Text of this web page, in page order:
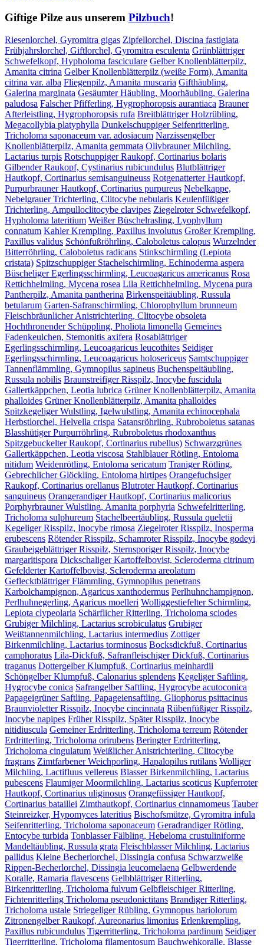
Giftige Pilze aus unserem Pilzbuch!
Riesenlorchel, Gyromitra gigas Zipfellorchel, Discina fastigiata
Frühjahrslorchel, Giftlorchel, Gyromitra esculenta Grünblättriger
Schwefelkopf, Hypholoma fasciculare Gelber Knollenblätterpilz,
Amanita citrina Gelber Knollenblätterpilz (weiße Form), Amanita
citrina var. alba Fliegenpilz, Amanita muscaria Gifthäubling,
Galerina marginata Gesäumter Häubling, Moorhäubling, Galerina
paludosa Falscher Pfifferling, Hygrophoropsis aurantiaca Brauner
Afterleistling, Hygrophoropsis rufa Breitblättriger Holzrübling,
Megacollybia platyphylla Dunkelschuppiger Seifenritterling,
Tricholoma saponaceum var. adosiacum Narzissengelber
Knollenblätterpilz, Amanita gemmata Olivbrauner Milchling,
Lactarius turpis Rotschuppiger Raukopf, Cortinarius bolaris
Gilbender Raukopf, Cystinarius rubicundulus Blutblättriger
Hautkopf, Cortinarius semisanguineuss Rotgenatterter Hautkopf,
Purpurbrauner Hautkopf, Cortinarius purpureus Nebelkappe,
Nebelgrauer Trichterling, Clitocybe nebularis Keulenfüßiger
Trichterling, Ampulloclitocybe clavipes Ziegelroter Schwefelkopf,
Hypholoma lateritium Weißer Büschelrasling, Lyophyllum
connatum Kahler Krempling, Paxillus involutus Großer Krempling,
Paxillus validus Schönfußröhrling, Caloboletus calopus Wurzelnder
Bitterröhrling, Caloboletus radicans Stinkschirmling (Lepiota
cristata) Spitzschuppiger Stachelschirmling, Echinoderma aspera
Büscheliger Egerlingsschirmling, Leucoagaricus americanus Rosa
Rettichhelmling, Mycena rosea Lila Rettichhelmling, Mycena pura
Pantherpilz, Amanita pantherina Birkenspeitäubling, Russula
betularum Garten-Safranschirmling, Chlorophyllum brunneum
Fleischbräunlicher Anistrichterling, Clitocybe obsoleta
Hochthronender Schüppling, Pholiota limonella Gemeines
Fadenkeulchen, Stemonitis axifera Rosablättriger
Egerlingsschirmling, Leucoagaricus leucothites Seidiger
Egerlingsschirmling, Leucoagaricus holosericeus Samtschuppiger
Tannenflämmling, Gymnopilus sapineus Buchenspeitäubling,
Russula nobilis Braunstreifiger Risspilz, Inocybe fuscidula
Gallertkäppchen, Leotia lubrica Grüner Knollenblätterpilz, Amanita
phalloides Grüner Knollenblätterpilz, Amanita phalloides
Spitzkegeliger Wulstling, Igelwulstling, Amanita echinocephala
Herbstlorchel, Helvella crispa Satansröhrling, Rubroboletus satanas
Blasshütiger Purpurröhrling, Rubroboletus rhodoxanthus
Spitzgebuckelter Raukopf, Cortinarius rubellus) Schwarzgrünes
Gallertkäppchen, Leotia viscosa Stahlblauer Rötling, Entoloma
nitidum Weidenrötling, Entoloma sericatum Traniger Rötling,
Gebrechlicher Glöckling, Entoloma hirtipes Orangefuchsiger
Raukopf, Cortinarius orellanus Blutroter Hautkopf, Cortinarius
sanguineus Orangerandiger Hautkopf, Cortinarius malicorius
Porphyrbrauner Wulstling, Amanita porphyria Schwefelritterling,
Tricholoma sulphureum Stachelbeertäubling, Russula queletii
Kegeliger Risspilz, Inocybe rimosa Ziegelroter Risspilz, Inosperma
erubescens Rötender Risspilz, Schamroter Risspilz, Inocybe godeyi
Graubeigeblättriger Risspilz, Sternsporiger Risspilz, Inocybe
margaritispora Dickschaliger Kartoffelbovist, Scleroderma citrinum
Gefelderter Kartoffelbovist, Scleroderma areolatum
Geflecktblättriger Flämmling, Gymnopilus penetrans
Karbolchampignon, Agaricus xanthodermus Perlhuhnchampignon,
Perlhuhnegerling, Agaricus moelleri Wolliggestiefelter Schirmling,
Lepiota clypeolaria Schärflicher Ritterling, Tricholoma sciodes
Grubiger Milchling, Lactarius scrobiculatus Grubiger
Weißtannenmilchling, Lactarius intermedius Zottiger
Birkenmilchling, Lactarius torminosus Bocksdickfuß, Cortinarius
camphoratus Lila-Dickfuß, Safranfleischiger Dickfuß, Cortinarius
traganus Dottergelber Klumpfuß, Cortinarius meinhardii
Schöngelber Klumpfuß, Calonarius splendens Kegeliger Saftling,
Hygrocybe conica Safrangelber Saftling, Hygrocybe acutoconica
Papageigrüner Saftling, Papageiensaftling, Gliophorus psittacinus
Braunvioletter Risspilz, Inocybe cincinnata Rübenfüßiger Risspilz,
Inocybe napipes Früher Risspilz, Später Risspilz, Inocybe
nitidiuscula Gemeiner Erdritterling, Tricholoma terreum Rötender
Erdritterling, Tricholoma orirubens Beringter Erdritterling,
Tricholoma cingulatum Weißlicher Anistrichterling, Clitocybe
fragrans Zimtfarbener Weichporling, Hapalopilus rutilans Wolliger
Milchling, Lactifluus vellereus Blasser Birkenmilchling, Lactarius
pubescens Flaumiger Moormilchling, Lactarius scoticus Kupferroter
Hautkopf, Cortinarius uliginosus Orangefüssiger Hautkopf,
Cortinarius bataillei Zimthautkopf, Cortinarius cinnamomeus Tauber
Steinreizker, Hypomyces lateritius Bischofsmütze, Gyromitra infula
Seifenritterling, Tricholoma saponaceum Geradrandiger Rötling,
Entocybe turbida Tonblasser Fälbling, Hebeloma crustuliniforme
Mandeltäubling, Russula grata Fleischblasser Milchling, Lactarius
pallidus Kleine Becherlorchel, Dissingia confusa Schwarzweiße
Rippen-Becherlorchel, Dissingia leucomelaena Gelbwerdende
Koralle, Ramaria flavescens Gelbblättriger Ritterling,
Birkenritterling, Tricholoma fulvum Gelbfleischiger Ritterling,
Fichtenritterling Tricholoma pseudonictitans Brandiger Ritterling,
Tricholoma ustale Striegeliger Rübling, Gymnopus hariolorum
Zitronengelber Raukopf, Aureonarius limonius Erlenkrempling,
Paxillus rubicundulus Tigerritterling, Tricholoma pardinum Seidiger
Tigerritterling, Tricholoma filamentosum Bauchwehkoralle, Blasse